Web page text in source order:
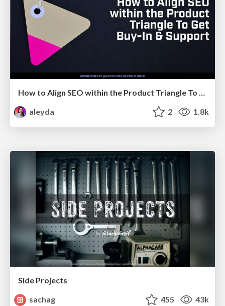
How to Align SEO within the Product Triangle To Get Buy-In & Support - #RIMC
aleyda
2 1.8k
Side Projects
sachag
455 43k